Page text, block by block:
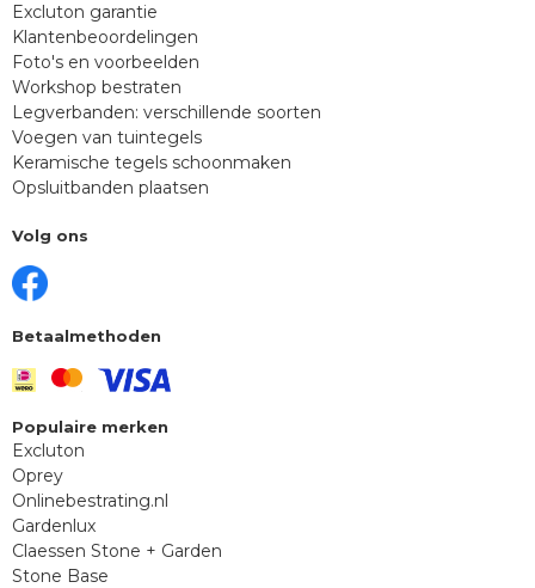
Excluton garantie
Klantenbeoordelingen
Foto's en voorbeelden
Workshop bestraten
Legverbanden: verschillende soorten
Voegen van tuintegels
Keramische tegels schoonmaken
Opsluitbanden plaatsen
Volg ons
Betaalmethoden
Populaire merken
Excluton
Oprey
Onlinebestrating.nl
Gardenlux
Claessen Stone + Garden
Stone Base